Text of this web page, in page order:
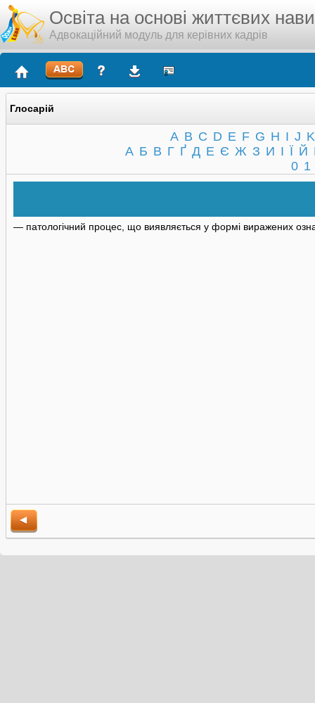
Освіта на основі життєвих
Адвокаційний модуль для керівних кадрів
Глосарій
A B C D E F G H I J K
А Б В Г Ґ Д Е Є Ж З И І Ї Й
0 1
— патологічний процес, що виявляється у формі виражених